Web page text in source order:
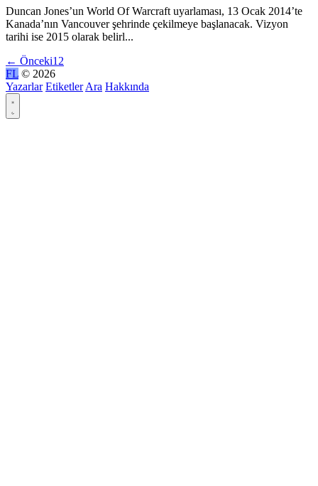
Duncan Jones’un World Of Warcraft uyarlaması, 13 Ocak 2014’te
Kanada’nın Vancouver şehrinde çekilmeye başlanacak. Vizyon
tarihi ise 2015 olarak belirl...
← Önceki1 2
FL © 2026
Yazarlar Etiketler Ara Hakkında